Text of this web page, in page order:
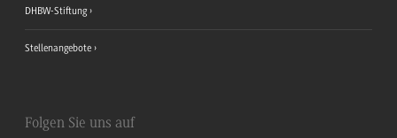
DHBW-Stiftung
Stellenangebote
Folgen Sie uns auf